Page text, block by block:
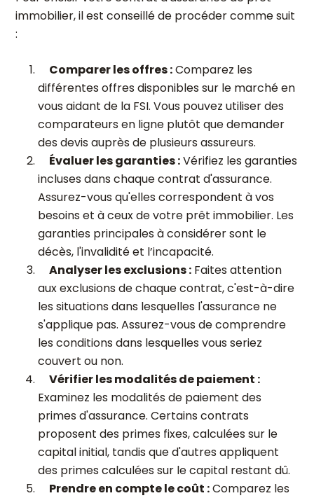
immobilier, il est conseillé de procéder comme suit
:
Comparer les offres :Comparez les
différentes offres disponibles sur le marché en
vous aidant de la FSI. Vous pouvez utiliser des
comparateurs en ligne plutôt que demander
des devis auprès de plusieurs assureurs.
Évaluer les garanties :Vérifiez les garanties
incluses dans chaque contrat d'assurance.
Assurez-vous qu'elles correspondent à vos
besoins et à ceux de votre prêt immobilier. Les
garanties principales à considérer sont le
décès, l'invalidité et l’incapacité.
Analyser les exclusions : Faites attention
aux exclusions de chaque contrat, c'est-à-dire
les situations dans lesquelles l'assurance ne
s'applique pas. Assurez-vous de comprendre
les conditions dans lesquelles vous seriez
couvert ou non.
Vérifier les modalités de paiement :
Examinez les modalités de paiement des
primes d'assurance. Certains contrats
proposent des primes fixes, calculées sur le
capital initial, tandis que d'autres appliquent
des primes calculées sur le capital restant dû.
Prendre en compte le coût :Comparez les